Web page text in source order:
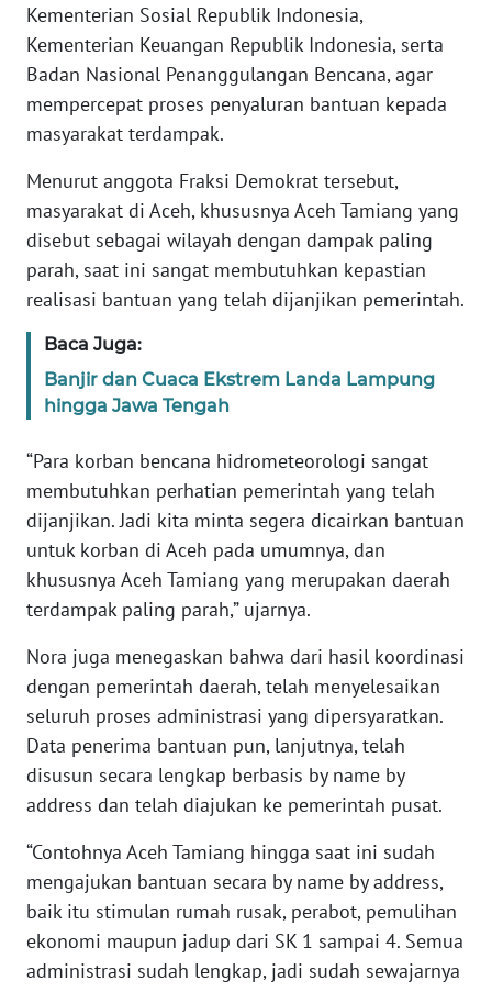
Kementerian Sosial Republik Indonesia,
Kementerian Keuangan Republik Indonesia, serta
Badan Nasional Penanggulangan Bencana, agar
mempercepat proses penyaluran bantuan kepada
masyarakat terdampak.
Menurut anggota Fraksi Demokrat tersebut,
masyarakat di Aceh, khususnya Aceh Tamiang yang
disebut sebagai wilayah dengan dampak paling
parah, saat ini sangat membutuhkan kepastian
realisasi bantuan yang telah dijanjikan pemerintah.
Baca Juga:
Banjir dan Cuaca Ekstrem Landa Lampung
hingga Jawa Tengah
“Para korban bencana hidrometeorologi sangat
membutuhkan perhatian pemerintah yang telah
dijanjikan. Jadi kita minta segera dicairkan bantuan
untuk korban di Aceh pada umumnya, dan
khususnya Aceh Tamiang yang merupakan daerah
terdampak paling parah,” ujarnya.
Nora juga menegaskan bahwa dari hasil koordinasi
dengan pemerintah daerah, telah menyelesaikan
seluruh proses administrasi yang dipersyaratkan.
Data penerima bantuan pun, lanjutnya, telah
disusun secara lengkap berbasis by name by
address dan telah diajukan ke pemerintah pusat.
“Contohnya Aceh Tamiang hingga saat ini sudah
mengajukan bantuan secara by name by address,
baik itu stimulan rumah rusak, perabot, pemulihan
ekonomi maupun jadup dari SK 1 sampai 4. Semua
administrasi sudah lengkap, jadi sudah sewajarnya
WN
BANTEN
WN
NTT
WN
KEPRI
WN
PAPUA
WN
PAPUA
BARAT
WN
WN
SERAMBI
WN
WN
SULTRA
WN
NTB
WN
SULTENG
WN
SULBAR